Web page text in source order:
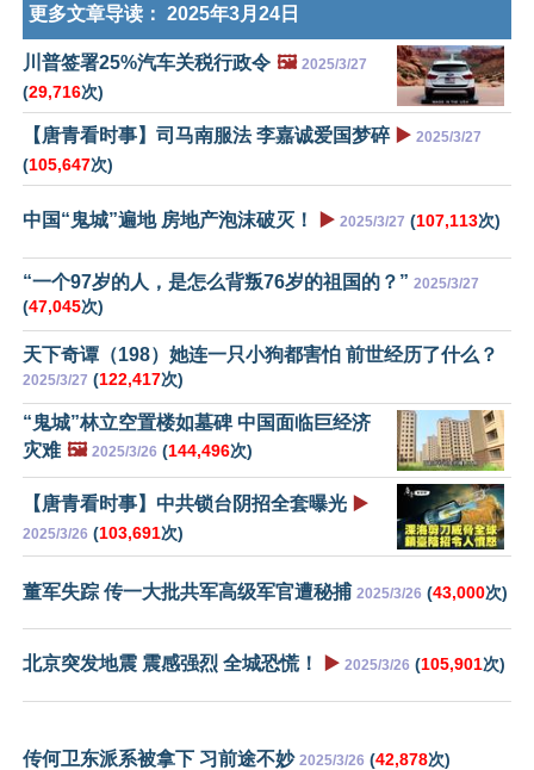
更多文章导读： 2025年3月24日
川普签署25%汽车关税行政令 🖼️ 2025/3/27
(29,716次)
【唐青看时事】司马南服法 李嘉诚爱国梦碎 ▶️ 2025/3/27
(105,647次)
中国“鬼城”遍地 房地产泡沫破灭！ ▶️ 2025/3/27 (107,113次)
“一个97岁的人，是怎么背叛76岁的祖国的？” 2025/3/27
(47,045次)
天下奇谭（198）她连一只小狗都害怕 前世经历了什么？
2025/3/27 (122,417次)
“鬼城”林立空置楼如墓碑 中国面临巨经济
灾难 🖼️ 2025/3/26 (144,496次)
【唐青看时事】中共锁台阴招全套曝光 ▶️
2025/3/26 (103,691次)
董军失踪 传一大批共军高级军官遭秘捕 2025/3/26 (43,000次)
北京突发地震 震感强烈 全城恐慌！ ▶️ 2025/3/26 (105,901次)
传何卫东派系被拿下 习前途不妙 2025/3/26 (42,878次)